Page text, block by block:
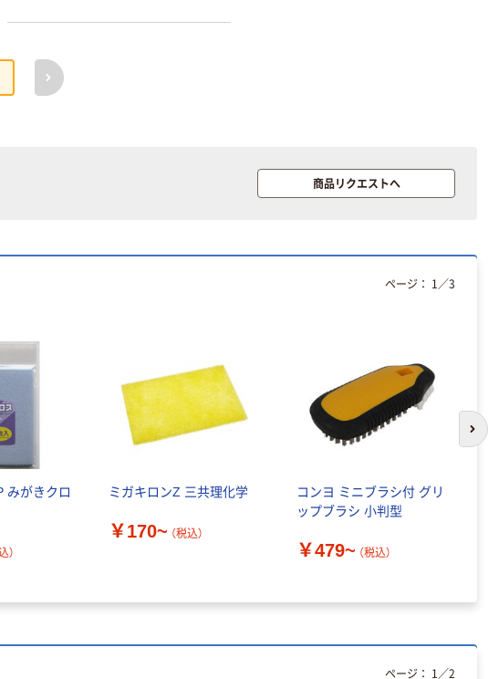
次へ
商品リクエストへ
みがきクロ
）
ミガキロンZ 三共理化学
￥170~ （税込）
コンヨ ミニブラシ付 グリ
ップブラシ 小判型
￥479~ （税込）
ページ： 1 ／3
次
ページ： 1 ／2
トレイ
し（パ
アスクル トイ
レクリーナー
オリジナル
本気プライス
オリジナル
スクル マルチ
オリジナル
アスクル プラス